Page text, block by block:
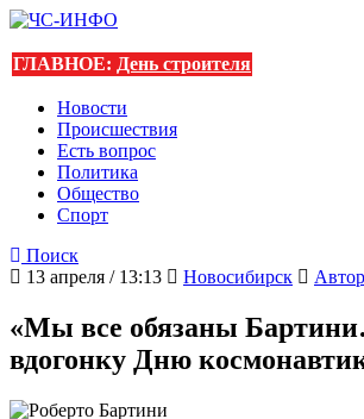
ГЛАВНОЕ: День строителя
Новости
Происшествия
Есть вопрос
Политика
Общество
Спорт
Поиск
13 апреля / 13:13
Новосибирск
«Мы все обязаны
вдогонку Дню